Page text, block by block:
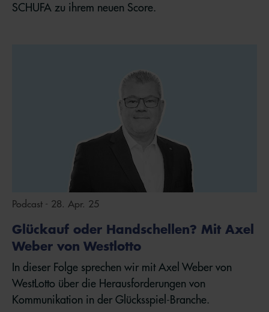
SCHUFA zu ihrem neuen Score.
Podcast - 28. Apr. 25
Glückauf oder Handschellen? Mit Axel
Weber von Westlotto
In dieser Folge sprechen wir mit Axel Weber von
WestLotto über die Herausforderungen von
Kommunikation in der Glücksspiel-Branche.